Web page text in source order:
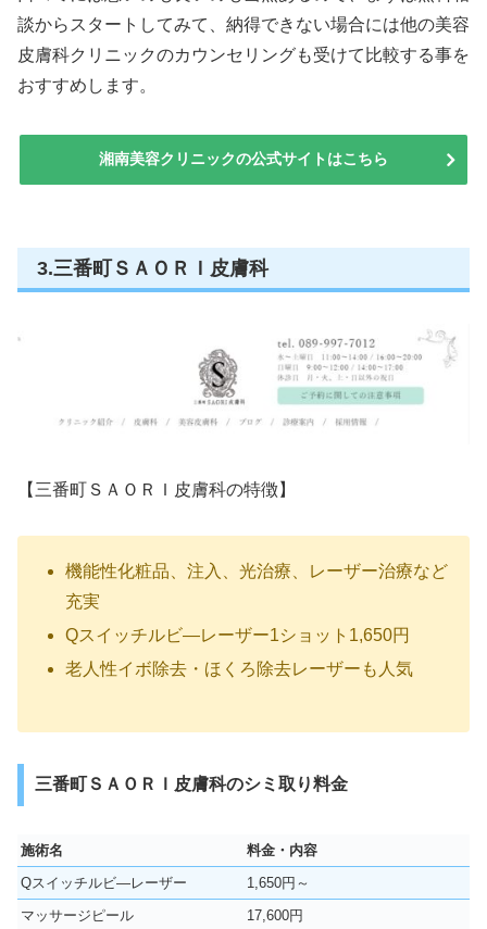
談からスタートしてみて、納得できない場合には他の美容
皮膚科クリニックのカウンセリングも受けて比較する事を
おすすめします。
湘南美容クリニックの公式サイトはこちら
3.三番町ＳＡＯＲＩ皮膚科
【三番町ＳＡＯＲＩ皮膚科の特徴】
機能性化粧品、注入、光治療、レーザー治療など
充実
Qスイッチルビ―レーザー1ショット1,650円
老人性イボ除去・ほくろ除去レーザーも人気
三番町ＳＡＯＲＩ皮膚科のシミ取り料金
施術名
料金・内容
Qスイッチルビ―レーザー
1,650円～
マッサージピール
17,600円